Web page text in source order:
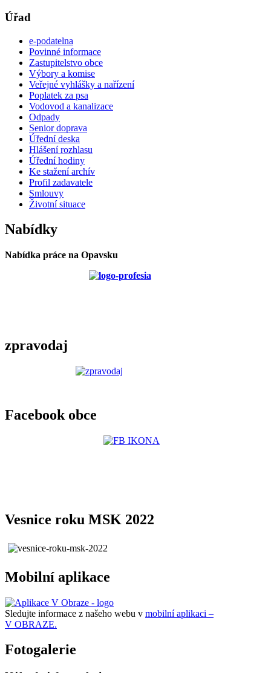
Úřad
e-podatelna
Povinné informace
Zastupitelstvo obce
Výbory a komise
Veřejné vyhlášky a nařízení
Poplatek za psa
Vodovod a kanalizace
Odpady
Senior doprava
Úřední deska
Hlášení rozhlasu
Úřední hodiny
Ke stažení archív
Profil zadavatele
Smlouvy
Životní situace
Nabídky
Nabídka práce na Opavsku
zpravodaj
Facebook obce
Vesnice roku MSK 2022
Mobilní aplikace
Sledujte informace z našeho webu v mobilní aplikaci –
V OBRAZE.
Fotogalerie